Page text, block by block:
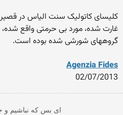
کلیسای کاتولیک سنت الیاس در
غارت شده، مورد بی حرمتی واقع شده،
گروههای شورشی شده بوده است.
Agenzia Fides
02/07/2013
ای بس که نباشیم و